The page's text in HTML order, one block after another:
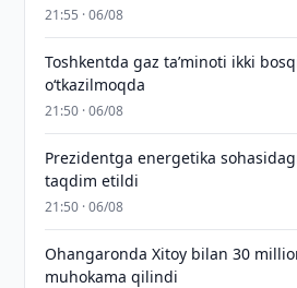
21:55 · 06/08
Toshkentda gaz taʼminoti ikki
o‘tkazilmoqda
21:50 · 06/08
Prezidentga energetika
taqdim etildi
21:50 · 06/08
Ohangaronda Xitoy bilan 30
muhokama qilindi